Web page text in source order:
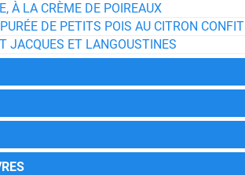
À LA CRÈME DE POIREAUX
DE PETITS POIS AU CITRON CONFIT
JACQUES ET LANGOUSTINES